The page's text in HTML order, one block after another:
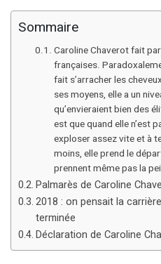
Sommaire
Caroline Chaverot fait
françaises.
fait s’arracher les
ses moyens, elle a un
qu’envieraient bien des
est que quand elle n’est
exploser assez vite et à
moins, elle prend le
prennent même pas la
Palmarès de Caroline
2018 : on pensait la
terminée
Déclaration de Caroline